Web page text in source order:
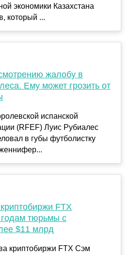
экономики Казахстана
который ...
жалобу в
Ему может грозить от
испанской
(RFEF) Луис Рубиалес
в губы футболистку
FTX
годам тюрьмы с
$11 млрд
криптобиржи FTX Сэм